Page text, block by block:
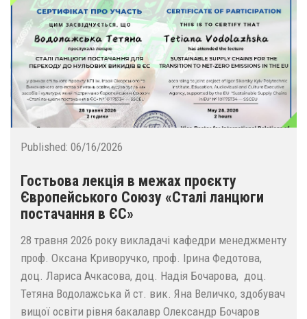
Published: 06/16/2026
Гостьова лекція в межах проєкту
Європейського Союзу «Сталі ланцюги
постачання в ЄС»
28 травня 2026 року викладачі кафедри менеджменту
проф. Оксана Криворучко, проф. Ірина Федотова,
доц. Лариса Ачкасова, доц. Надія Бочарова, доц.
Тетяна Водолажська й ст. вик. Яна Величко, здобувач
вищої освіти рівня бакалавр Олександр Бочаров